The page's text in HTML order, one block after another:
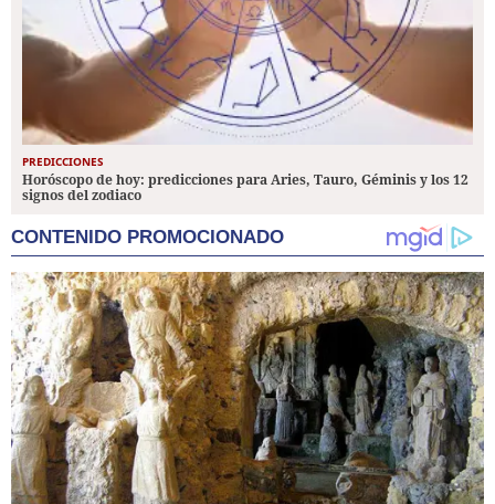
PREDICCIONES
Horóscopo de hoy: predicciones para Aries, Tauro, Géminis y los 12
signos del zodiaco
CONTENIDO PROMOCIONADO